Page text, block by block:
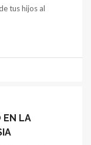
tus hijos al
EN LA